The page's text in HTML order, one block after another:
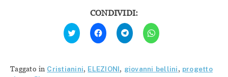
CONDIVIDI:
Fai
clic
qui
Twitter
(Si
Fai
clic
per
condividere
(Si
apre
Fai
clic
per
condividere
(Si
apre
Fai
clic
per
(Si
apre
Taggato in Cristianini, ELEZIONI, giovanni bellini, progetto